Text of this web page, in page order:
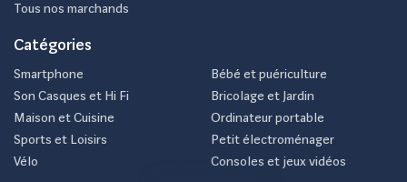
Tous nos marchands
Catégories
Smartphone
Son Casques et Hi Fi
Maison et Cuisine
Sports et Loisirs
Vélo
Bébé et puériculture
Bricolage et Jardin
Ordinateur portable
Petit électroménager
Consoles et jeux vidéos